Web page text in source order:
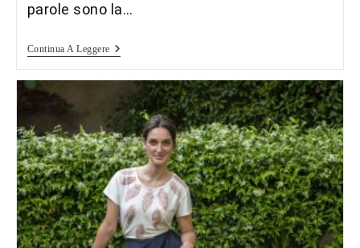
parole sono la…
Continua A LeggerePaesaggi